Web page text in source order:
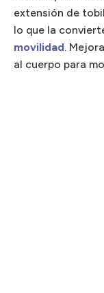
extensión de
lo que la
movilidad.
al cuerpo para